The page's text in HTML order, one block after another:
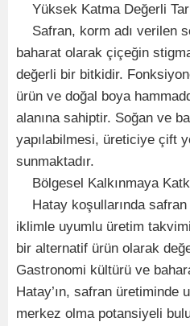
Yüksek Katma Değerli
Safran, korm adı verilen
baharat olarak çiçeğin
değerli bir bitkidir.
ürün ve doğal boya
alanına sahiptir. Soğan ve
yapılabilmesi, üreticiye çift
sunmaktadır.
Bölgesel Kalkınmaya
Hatay koşullarında
iklimle uyumlu üretim
bir alternatif ürün olarak
Gastronomi kültürü ve
Hatay’ın, safran üretiminde
merkez olma potansiyeli